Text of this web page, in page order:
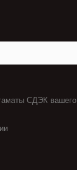
СДЭК вашего